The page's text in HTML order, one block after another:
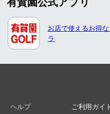
お店で使えるお得
ラ
ヘルプ
ご利用ガイ